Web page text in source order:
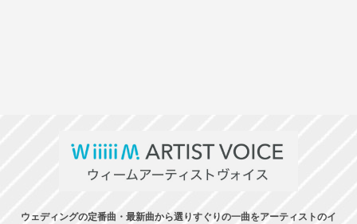
ウェディングの定番曲・最新曲から選りすぐりの一曲をアーティストのイ